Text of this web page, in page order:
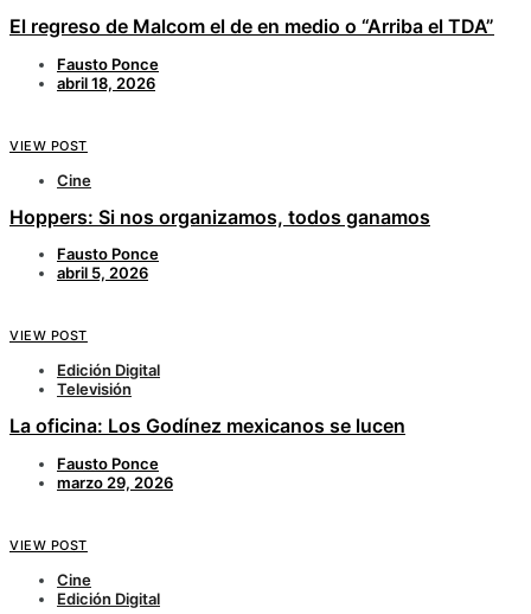
El regreso de Malcom el de en medio o “Arriba el TDA”
Fausto Ponce
abril 18, 2026
VIEW POST
Cine
Hoppers: Si nos organizamos, todos ganamos
Fausto Ponce
abril 5, 2026
VIEW POST
Edición Digital
Televisión
La oficina: Los Godínez mexicanos se lucen
Fausto Ponce
marzo 29, 2026
VIEW POST
Cine
Edición Digital